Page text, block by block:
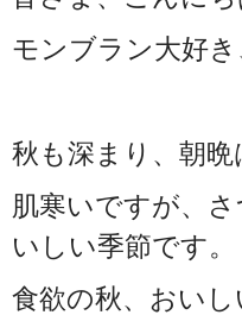
モンブラン大好き
秋も深まり、朝
肌寒いですが、
いしい季節です。
食欲の秋、おい